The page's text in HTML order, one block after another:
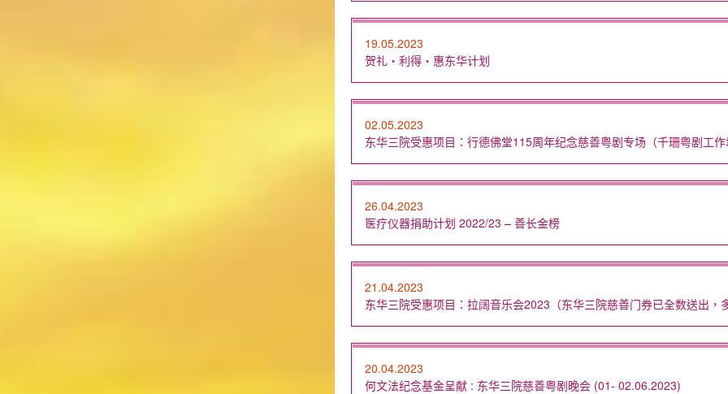
19.05.2023
贺礼‧利得‧惠东华计划
02.05.2023
东华三院受惠项目：行德佛堂115周年纪念慈善粤剧专场（千珊粤剧工
26.04.2023
医疗仪器捐助计划 2022/23 – 善长金榜
21.04.2023
东华三院受惠项目：拉阔音乐会2023（东华三院慈善门券已全数送出，
20.04.2023
何文法纪念基金呈献 : 东华三院慈善粤剧晚会 (01- 02.06.2023)